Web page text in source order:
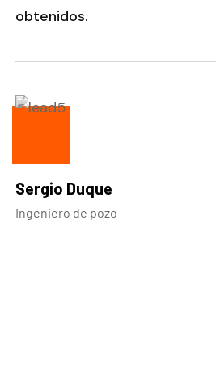
obtenidos.
Sergio Duque
Ingeniero de pozo